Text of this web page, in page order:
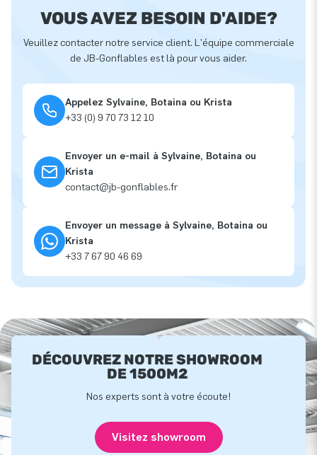
VOUS AVEZ BESOIN D'AIDE?
Veuillez contacter notre service client. L'équipe commerciale
de JB-Gonflables est là pour vous aider.
Appelez Sylvaine, Botaina ou Krista
+33 (0) 9 70 73 12 10
Envoyer un e-mail à Sylvaine, Botaina ou
Krista
contact@jb-gonflables.fr
Envoyer un message à Sylvaine, Botaina ou
Krista
+33 7 67 90 46 69
DÉCOUVREZ NOTRE SHOWROOM
DE 1500M2
Nos experts sont à votre écoute!
Visitez showroom